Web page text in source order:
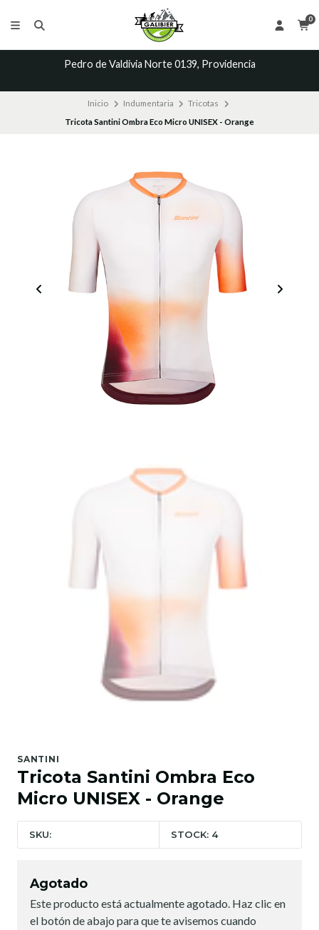
0
Pedro de Valdivia Norte 0139, Providencia
Inicio Indumentaria
Tricotas
Tricota Santini Ombra Eco Micro UNISEX - Orange
SANTINI
Tricota Santini Ombra Eco
Micro UNISEX - Orange
SKU: STOCK: 4
Agotado
Este producto está actualmente agotado. Haz clic en
el botón de abajo para que te avisemos cuando